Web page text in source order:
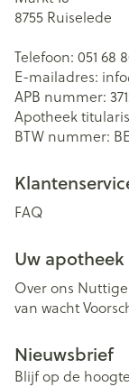
8755 Ruiselede
Telefoon: 051 68
E-mailadres:
APB nummer:
Apotheek
BTW nummer:
FAQ
Uw apotheek
Over ons
van wacht
Nieuwsbrief
Blijf op de